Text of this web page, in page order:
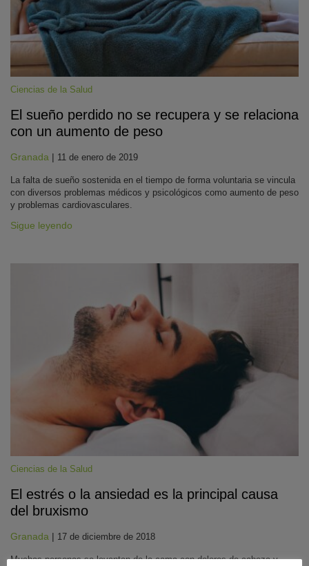
Ciencias de la Salud
El sueño perdido no se recupera y se relaciona
con un aumento de peso
Granada | 11 de enero de 2019
La falta de sueño sostenida en el tiempo de forma voluntaria se vincula
con diversos problemas médicos y psicológicos como aumento de peso
y problemas cardiovasculares.
Sigue leyendo
Ciencias de la Salud
El estrés o la ansiedad es la principal causa
del bruxismo
Granada | 17 de diciembre de 2018
Muchas personas se levantan de la cama con dolores de cabeza y